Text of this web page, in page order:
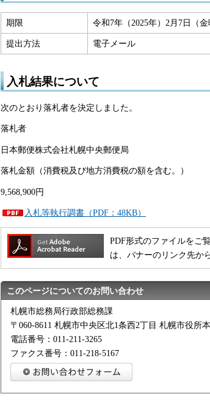
期限 令和7年（2025年）2月7日（金
提出方法 電子メール
入札結果について
次のとおり落札者を決定しました。
落札者
日本郵便株式会社札幌中央郵便局
落札金額（消費税及び地方消費税の額を含む。）
9,568,900円
入札等執行調書（PDF：48KB）
PDF形式のファイルをご
は、バナーのリンク先か
このページについてのお問い合わせ
札幌市総務局行政部総務課
〒060-8611 札幌市中央区北1条西2丁目 札幌市役所
電話番号：011-211-3265
ファクス番号：011-218-5167